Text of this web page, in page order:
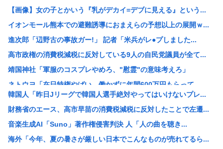
【画像】女の子とかいう『乳がデカイ=デブに見える』という...
イオンモール熊本での避難誘導におまえらの予想以上の展開ｗ...
進次郎「辺野古の事故ガー!」 記者「米兵がレ●プしました...
高市政権の消費税減税に反対している9人の自民党議員が全て...
靖国神社「軍服のコスプレやめろ、"慰霊"の意味考えろ」
ネトウヨ「在日特権やばい。働かずに年間600万円もらって...
【重要指名手配】八田與一容疑者、新写真公開も「もう死んで...
小野田大臣、「元々おまえも外国籍だろ？」というツッコミを...
中国「日本は原爆被害者の立場で同情を買おうとするのを止め...
【速報】USスチール、1800億円の黒字www
韓国人「昨日Jリーグで韓国人選手絶対やってはいけないプレ...
財務省のエース、高市早苗の消費税減税に反対したことで左遷...
音楽生成AI「Suno」著作権侵害判決 人「人の曲を聴き...
海外「今年、夏の暑さが厳しい日本でこんなものが売れてるら...